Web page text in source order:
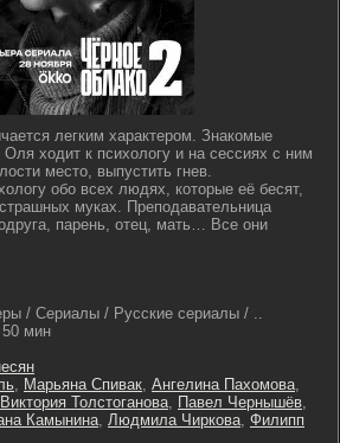
легким характером. Знакомые
Оля ходит к психологу и на сессиях с ним
место, выпустить гнев.
обо всех людях, которые её бесят,
муках. Преподавательница
парень, отец, мать… Все они
/ Сериалы / Русские сериалы / ..
50 мин
, Марьяна Спивак, Ангелина Пахомова,
Виктория Толстоганова, Павел Чернышёв,
Камынина, Людмила Чиркова, Филипп